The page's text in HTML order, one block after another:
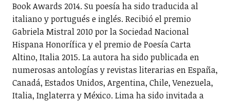
Book Awards 2014. Su poesía ha sido traducida al
italiano y portugués e inglés. Recibió el premio
Gabriela Mistral 2010 por la Sociedad Nacional
Hispana Honorífica y el premio de Poesía Carta
Altino, Italia 2015. La autora ha sido publicada en
numerosas antologías y revistas literarias en España,
Canadá, Estados Unidos, Argentina, Chile, Venezuela,
Italia, Inglaterra y México. Lima ha sido invitada a